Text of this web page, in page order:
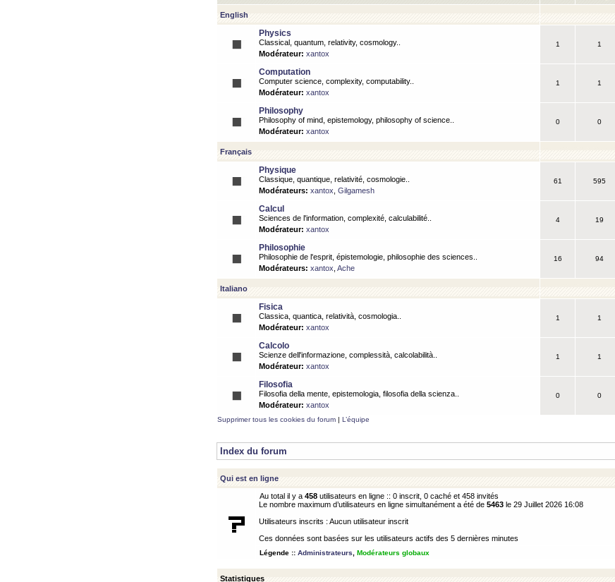
English
Physics
Classical, quantum, relativity, cosmology..
Modérateur: xantox
1 1
Computation
Computer science, complexity, computability..
Modérateur: xantox
1 1
Philosophy
Philosophy of mind, epistemology, philosophy of science..
Modérateur: xantox
0 0
Français
Physique
Classique, quantique, relativité, cosmologie..
Modérateurs: xantox Gilgamesh
61 595
Calcul
Sciences de l'information, complexité, calculabilité..
Modérateur: xantox
4 19
Philosophie
Philosophie de l'esprit, épistemologie, philosophie des sciences..
Modérateurs: xantox Ache
16 94
Italiano
Fisica
Classica, quantica, relatività, cosmologia..
Modérateur: xantox
1 1
Calcolo
Scienze dell'informazione, complessità, calcolabilità..
Modérateur: xantox
1 1
Filosofia
Filosofia della mente, epistemologia, filosofia della scienza..
Modérateur: xantox
0 0
Supprimer tous les cookies du forum | L’équipe
Index du forum
Qui est en ligne
Au total il y a 458 utilisateurs en ligne :: 0 inscrit, 0 caché et 458 invités
Le nombre maximum d’utilisateurs en ligne simultanément a été de 5463 le 29 Juillet 2026 16:08
Utilisateurs inscrits : Aucun utilisateur inscrit
Ces données sont basées sur les utilisateurs actifs des 5 dernières minutes
Légende :: Administrateurs Modérateurs globaux
Statistiques